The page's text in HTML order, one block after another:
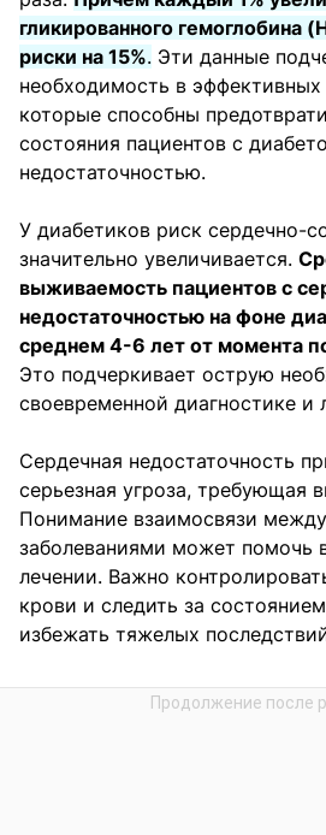
гликированного гемоглобина
риски на 15%. Эти данные
необходимость в эффективных
которые способны
состояния пациентов с
недостаточностью.
У диабетиков риск сердечно-
значительно увеличивается.
выживаемость пациентов с
недостаточностью на фоне
среднем 4-6 лет от момента
Это подчеркивает острую
своевременной диагностике и
Сердечная недостаточность
серьезная угроза, требующая
Понимание взаимосвязи
заболеваниями может помочь
лечении. Важно
крови и следить за
избежать тяжелых